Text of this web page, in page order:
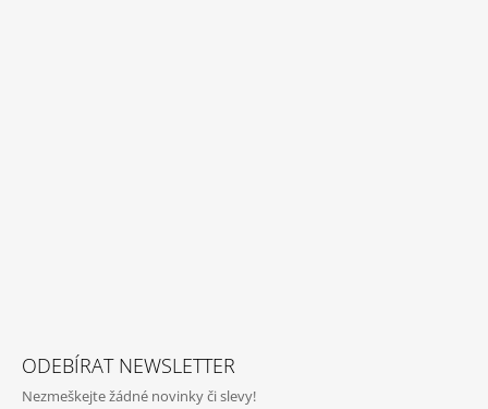
ODEBÍRAT NEWSLETTER
Nezmeškejte žádné novinky či slevy!